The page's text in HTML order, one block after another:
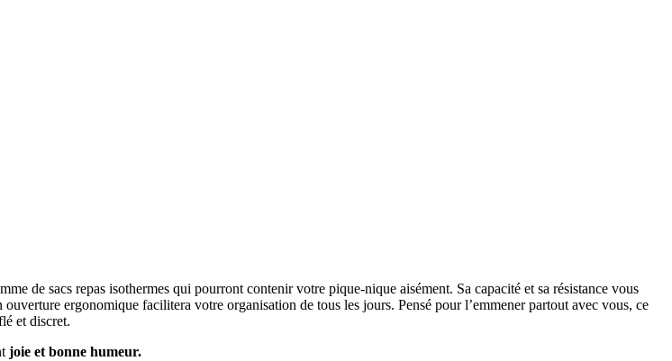
de sacs repas isothermes qui pourront contenir votre pique-nique aisément. Sa capacité et sa résistance vous
ergonomique facilitera votre organisation de tous les jours. Pensé pour l’emmener partout avec vous, ce
et discret.
joie et bonne humeur.